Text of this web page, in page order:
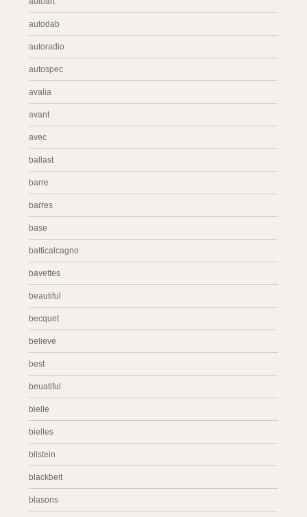
autodab
autoradio
autospec
avalia
avant
avec
ballast
barre
barres
base
batticalcagno
bavettes
beautiful
becquet
believe
best
beuatiful
bielle
bielles
bilstein
blackbelt
blasons